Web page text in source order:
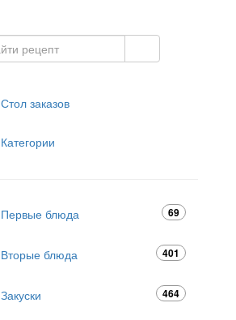
Стол заказов
Категории
Первые блюда 69
Вторые блюда 401
Закуски 464